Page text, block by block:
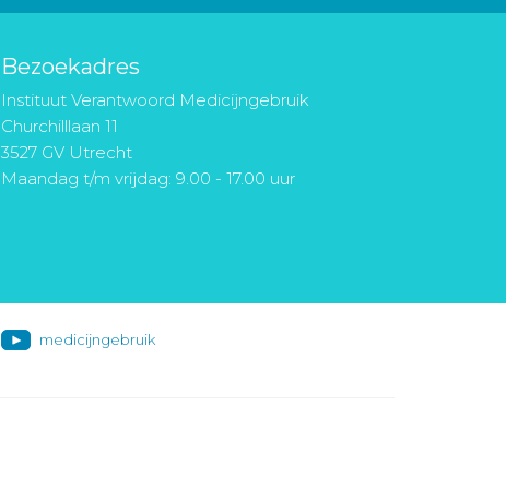
Bezoekadres
Instituut Verantwoord Medicijngebruik
Churchilllaan 11
3527 GV Utrecht
Maandag t/m vrijdag: 9.00 - 17.00 uur
medicijngebruik